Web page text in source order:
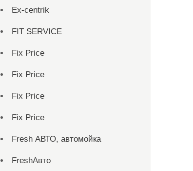
Ex-centrik
FIT SERVICE
Fix Price
Fix Price
Fix Price
Fix Price
Fresh АВТО, автомойка
FreshАвто